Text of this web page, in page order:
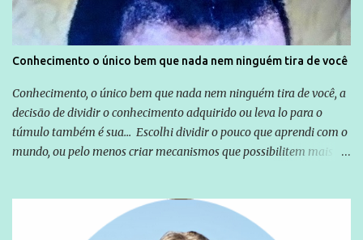
Conhecimento o único bem que nada nem ninguém tira de você
Conhecimento, o único bem que nada nem ninguém tira de você, a
decisão de dividir o conhecimento adquirido ou leva lo para o
túmulo também é sua... Escolhi dividir o pouco que aprendi com o
mundo, ou pelo menos criar mecanismos que possibilitem mais e
empreendedor da comunicação, que além de informação
cotidiana, corriqueira e cada vez mais preocupantes, do tipo que